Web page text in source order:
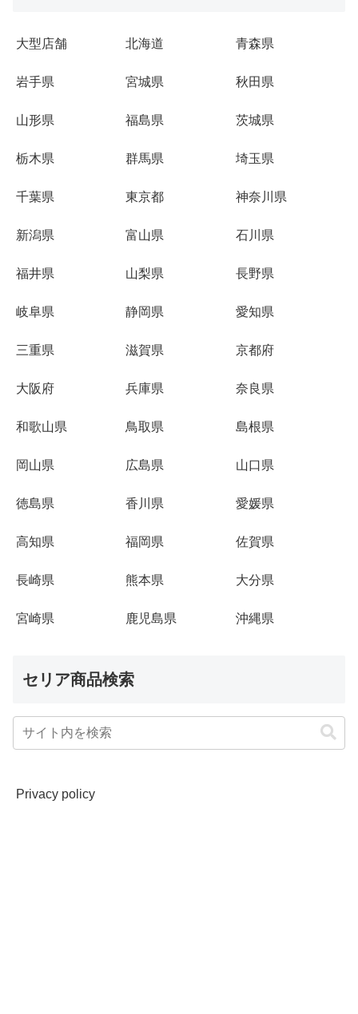
大型店舗 北海道 青森県
岩手県 宮城県 秋田県
山形県 福島県 茨城県
栃木県 群馬県 埼玉県
千葉県 東京都 神奈川県
新潟県 富山県 石川県
福井県 山梨県 長野県
岐阜県 静岡県 愛知県
三重県 滋賀県 京都府
大阪府 兵庫県 奈良県
和歌山県 鳥取県 島根県
岡山県 広島県 山口県
徳島県 香川県 愛媛県
高知県 福岡県 佐賀県
長崎県 熊本県 大分県
宮崎県 鹿児島県 沖縄県
セリア商品検索
Privacy policy